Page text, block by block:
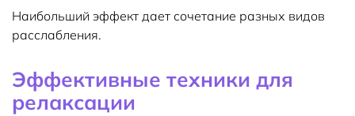
Наибольший эффект дает сочетание разных видов
расслабления.
Эффективные техники для
релаксации